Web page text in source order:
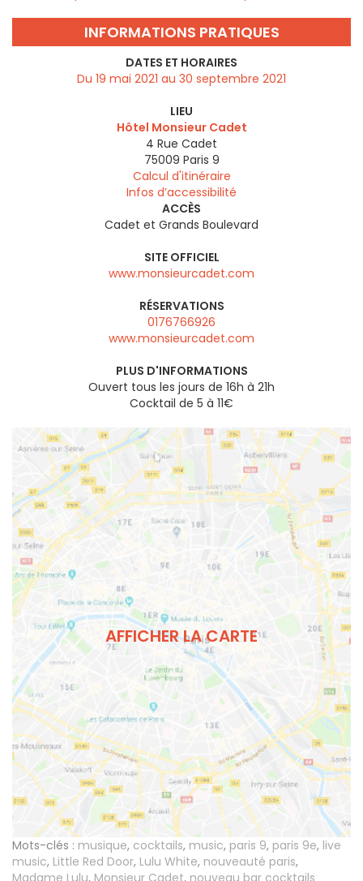
INFORMATIONS PRATIQUES
DATES ET HORAIRES
Du 19 mai 2021 au 30 septembre 2021
LIEU
Hôtel Monsieur Cadet
4 Rue Cadet
75009 Paris 9
Calcul d'itinéraire
Infos d’accessibilité
ACCÈS
Cadet et Grands Boulevard
SITE OFFICIEL
www.monsieurcadet.com
RÉSERVATIONS
0176766926
www.monsieurcadet.com
PLUS D'INFORMATIONS
Ouvert tous les jours de 16h à 21h
Cocktail de 5 à 11€
AFFICHER LA CARTE
Mots-clés : musique, cocktails, music, paris 9, paris 9e, live
music, Little Red Door, Lulu White, nouveauté paris,